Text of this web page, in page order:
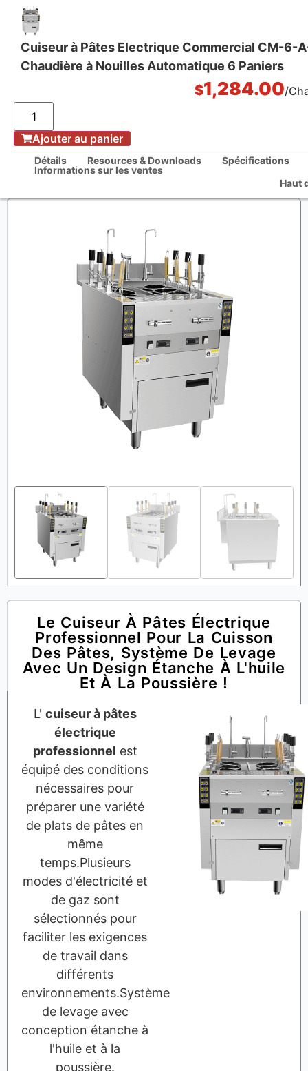
One Stop Kitchen Solutions
La maison /
Cuiseur à Pâtes Electrique Commercial CM-6-A-12 Chaudière à Nouilles
Automatique 6 Paniers
Le Cuiseur À Pâtes Électrique
Professionnel Pour La Cuisson
Des Pâtes, Système De Levage
Avec Un Design Étanche À L'huile
Et À La Poussière !
L' cuiseur à pâtes
électrique
professionnel est
équipé des conditions
nécessaires pour
préparer une variété
de plats de pâtes en
même
temps.Plusieurs
modes d'électricité et
de gaz sont
sélectionnés pour
faciliter les exigences
de travail dans
différents
environnements.Système
de levage avec
conception étanche à
l'huile et à la
poussière.
Cuiseur à Pâtes Electrique Commercial CM-6-
Chaudière à Nouilles Automatique 6 Paniers
$1,284.00/
Ajouter au panier
Détails Resources & Downloads
Spécifications
Informations sur les ventes
Haut